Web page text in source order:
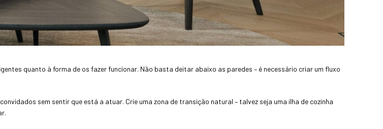
quanto à forma de os fazer funcionar. Não basta deitar abaixo as paredes – é necessário criar um fluxo
sem sentir que está a atuar. Crie uma zona de transição natural – talvez seja uma ilha de cozinha